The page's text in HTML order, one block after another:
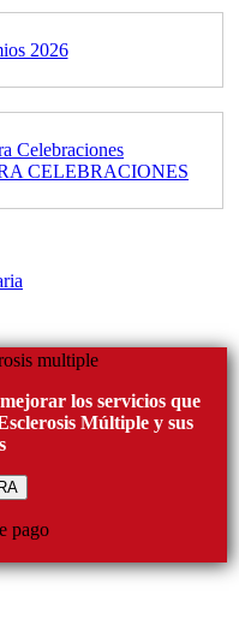
CELEBRACIONES
los servicios que
Múltiple y sus